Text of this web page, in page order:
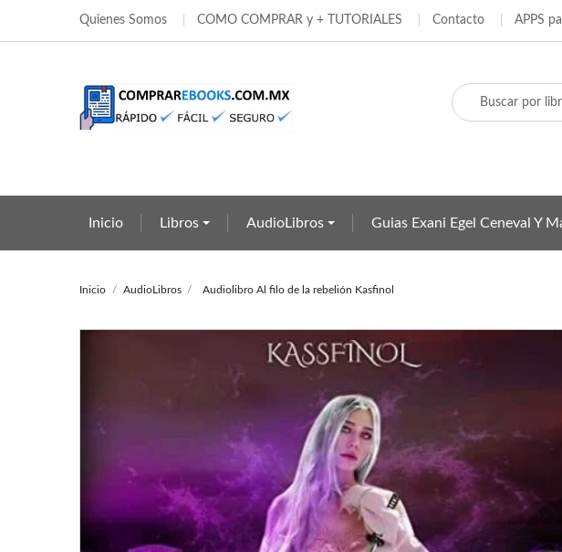
Crear nueva lista
Nombre de la lista de deseos
Debe iniciar sesión para
Quienes Somos COMO COMPRAR y + TUTORIALES Contacto APPS
Inicio Libros AudioLibros Guias Exani Egel Ceneval Y
Inicio AudioLibros Audiolibro Al filo de la rebelión Kasfinol